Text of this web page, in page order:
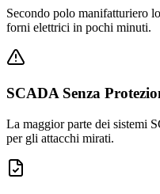
Secondo polo manifatturiero
forni elettrici in pochi minuti.
SCADA Senza
La maggior parte dei sistemi
per gli attacchi mirati.